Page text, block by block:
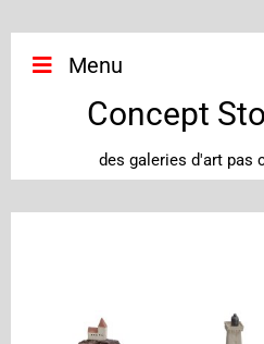
Menu
Concept
des galeries d'art pas